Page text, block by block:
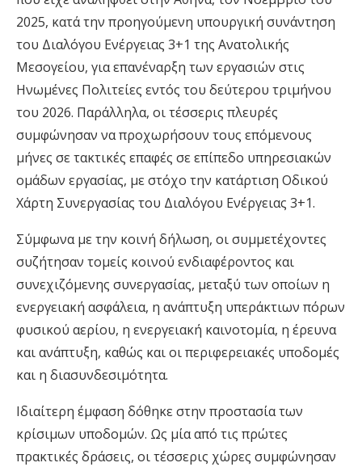
2025, κατά την προηγούμενη υπουργική συνάντηση
του Διαλόγου Ενέργειας 3+1 της Ανατολικής
Μεσογείου, για επανέναρξη των εργασιών στις
Ηνωμένες Πολιτείες εντός του δεύτερου τριμήνου
του 2026. Παράλληλα, οι τέσσερις πλευρές
συμφώνησαν να προχωρήσουν τους επόμενους
μήνες σε τακτικές επαφές σε επίπεδο υπηρεσιακών
ομάδων εργασίας, με στόχο την κατάρτιση Οδικού
Χάρτη Συνεργασίας του Διαλόγου Ενέργειας 3+1.
Σύμφωνα με την κοινή δήλωση, οι συμμετέχοντες
συζήτησαν τομείς κοινού ενδιαφέροντος και
συνεχιζόμενης συνεργασίας, μεταξύ των οποίων η
ενεργειακή ασφάλεια, η ανάπτυξη υπεράκτιων πόρων
φυσικού αερίου, η ενεργειακή καινοτομία, η έρευνα
και ανάπτυξη, καθώς και οι περιφερειακές υποδομές
και η διασυνδεσιμότητα.
Ιδιαίτερη έμφαση δόθηκε στην προστασία των
κρίσιμων υποδομών. Ως μία από τις πρώτες
πρακτικές δράσεις, οι τέσσερις χώρες συμφώνησαν